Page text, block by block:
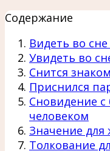
Содержание
Видеть во
Увидеть во
Снится
Приснился
Сновидение
человеком
Значение
Толкование